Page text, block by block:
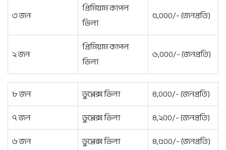
৩ জন
প্রিমিয়াম কাপল
ভিলা
৫,০০০/- (জনপ্রতি)
২ জন
প্রিমিয়াম কাপল
ভিলা
৬,০০০/- (জনপ্রতি)
৮ জন ডুপ্লেক্স ভিলা
৪,০০০/- (জনপ্রতি)
৭ জন
ডুপ্লেক্স ভিলা
৪,২০০/- (জনপ্রতি)
৬ জন
ডুপ্লেক্স ভিলা
৪,৫০০/- (জনপ্রতি)